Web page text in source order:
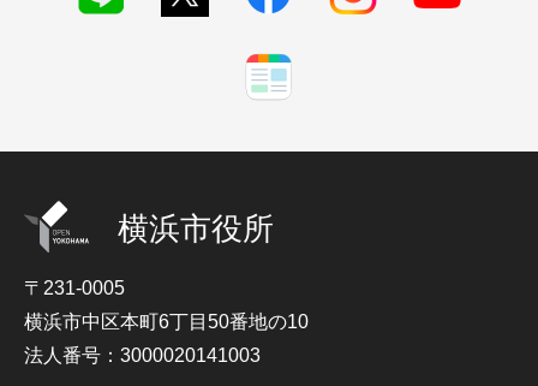
横浜市役所
〒231-0005
横浜市中区本町6丁目50番地の10
法人番号：3000020141003